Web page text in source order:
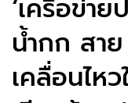
‘เครือข่า
น้ำกก สา
เคลื่อนไห